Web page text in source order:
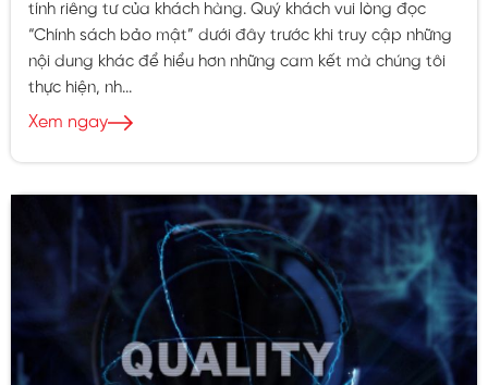
tính riêng tư của khách hàng. Quý khách vui lòng đọc
“Chính sách bảo mật” dưới đây trước khi truy cập những
nội dung khác để hiểu hơn những cam kết mà chúng tôi
thực hiện, nh...
Xem ngay